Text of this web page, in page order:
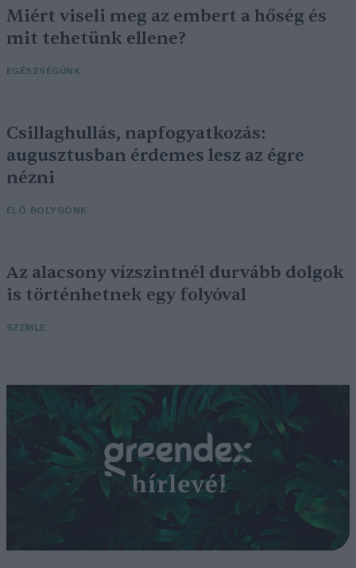
Miért viseli meg az embert a hőség és
mit tehetünk ellene?
EGÉSZSÉGÜNK
Csillaghullás, napfogyatkozás:
augusztusban érdemes lesz az égre
nézni
ÉLŐ BOLYGÓNK
Az alacsony vízszintnél durvább dolgok
is történhetnek egy folyóval
SZEMLE